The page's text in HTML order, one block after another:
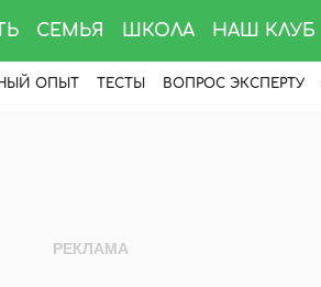
СЕМЬЯ ШКОЛА НАШ КЛУБ
ОПЫТ ТЕСТЫ ВОПРОС ЭКСПЕРТУ